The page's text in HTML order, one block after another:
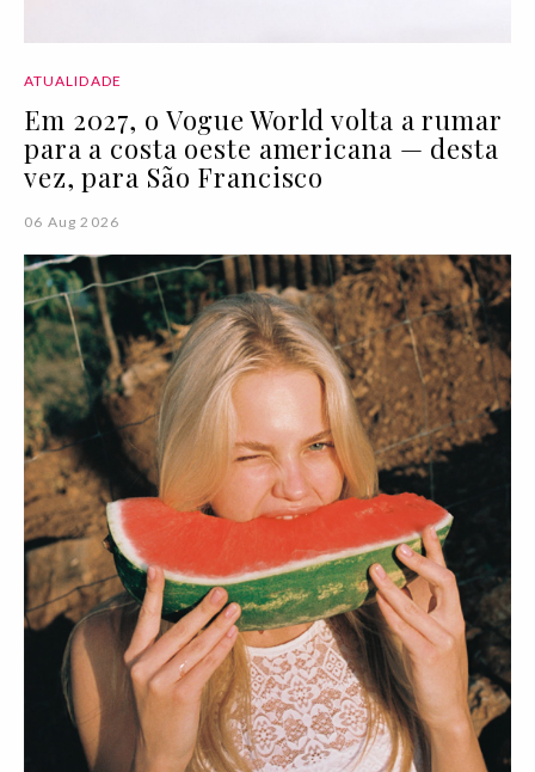
ATUALIDADE
Em 2027, o Vogue World volta a rumar
para a costa oeste americana — desta
vez, para São Francisco
06 Aug 2026